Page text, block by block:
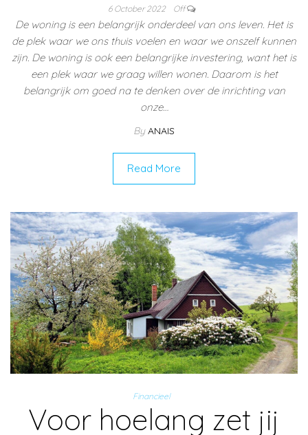
6 October 2022 Off
De woning is een belangrijk onderdeel van ons leven. Het is
de plek waar we ons thuis voelen en waar we onszelf kunnen
zijn. De woning is ook een belangrijke investering, want het is
een plek waar we graag willen wonen. Daarom is het
belangrijk om goed na te denken over de inrichting van
onze…
By ANAIS
Read More
Financieel
Voor hoelang zet jij